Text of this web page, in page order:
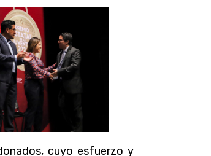
cuyo esfuerzo y